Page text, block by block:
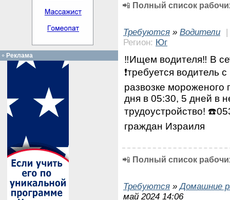
📲 Полный список
Требуются » Водители
|
Регион: Юг
‼️Ищем водителя‼️ В
❗требуется водитель
развозке мороженого
дня в 05:30, 5 дней в
трудоустройство!
граждан Израиля
📲 Полный список
Требуются »Домашние
май 2024 14:06
Реклама